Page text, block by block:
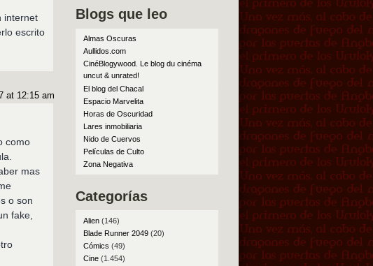
internet
escrito
at 12:15 am
como
mas
o son
fake,
Blogs que leo
Almas Oscuras
Aullidos.com
CinéBlogywood. Le blog du cinéma
uncut & unrated!
El blog del Chacal
Espacio Marvelita
Horas de Oscuridad
Lares inmobiliaria
Nido de Cuervos
Películas de Culto
Zona Negativa
Categorías
Alien(146)
Blade Runner 2049(20)
Cómics (49)
Cine(1.454)